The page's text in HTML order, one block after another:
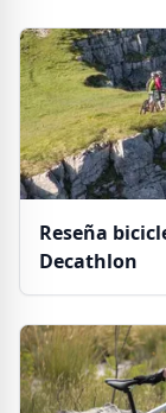
Reseña
Decathlon